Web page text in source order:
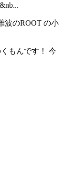
波のROOT の小
もんです！ 今